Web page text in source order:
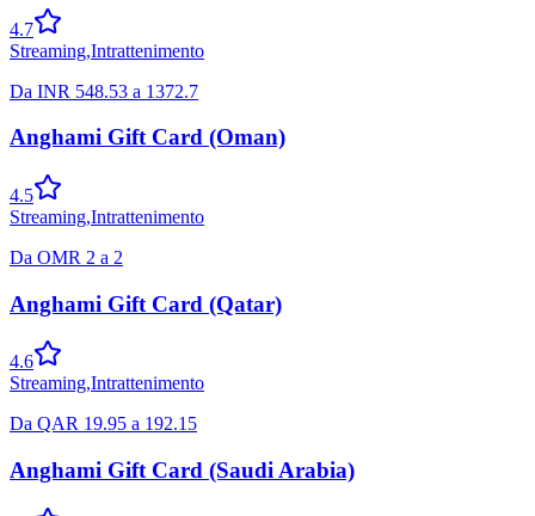
4.7
Streaming,Intrattenimento
Da INR 548.53 a 1372.7
Anghami Gift Card (Oman)
4.5
Streaming,Intrattenimento
Da OMR 2 a 2
Anghami Gift Card (Qatar)
4.6
Streaming,Intrattenimento
Da QAR 19.95 a 192.15
Anghami Gift Card (Saudi Arabia)